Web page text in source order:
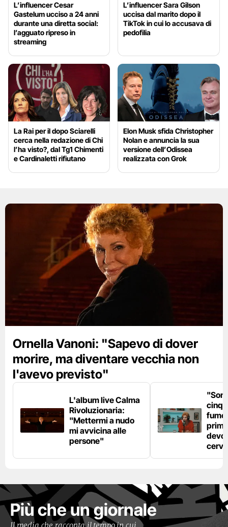
L’influencer Cesar
Gastelum ucciso a 24 anni
durante una diretta social:
l’agguato ripreso in
streaming
L’influencer Sara Gilson
uccisa dal marito dopo il
TikTok in cui lo accusava di
pedofilia
La Rai per il dopo Sciarelli
cerca nella redazione di Chi
l’ha visto?, dal Tg1 Chimenti
e Cardinaletti rifiutano
Elon Musk sfida Christopher
Nolan e annuncia la sua
versione dell’Odissea
realizzata con Grok
Ornella Vanoni: "Sapevo di dover
morire, ma diventare vecchia non
l'avevo previsto"
L'album live Calma
Rivoluzionaria:
"Mettermi a nudo
mi avvicina alle
persone"
fumo
devo
Più che un giornale